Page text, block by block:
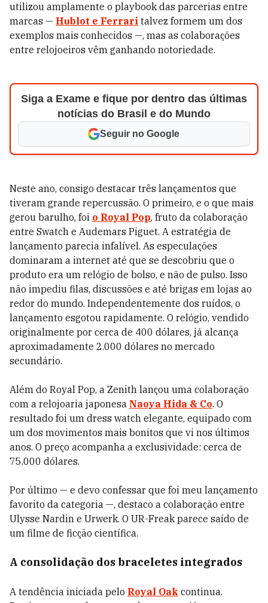
utilizou amplamente o playbook das parcerias entre
marcas — Hublot e Ferrari talvez formem um dos
exemplos mais conhecidos —, mas as colaborações
entre relojoeiros vêm ganhando notoriedade.
Siga a Exame e fique por dentro das últimas
notícias do Brasil e do Mundo
Seguir no Google
Neste ano, consigo destacar três lançamentos que
tiveram grande repercussão. O primeiro, e o que mais
gerou barulho, foi o Royal Pop, fruto da colaboração
entre Swatch e Audemars Piguet. A estratégia de
lançamento parecia infalível. As especulações
dominaram a internet até que se descobriu que o
produto era um relógio de bolso, e não de pulso. Isso
não impediu filas, discussões e até brigas em lojas ao
redor do mundo. Independentemente dos ruídos, o
lançamento esgotou rapidamente. O relógio, vendido
originalmente por cerca de 400 dólares, já alcança
aproximadamente 2.000 dólares no mercado
secundário.
Além do Royal Pop, a Zenith lançou uma colaboração
com a relojoaria japonesa Naoya Hida & Co. O
resultado foi um dress watch elegante, equipado com
um dos movimentos mais bonitos que vi nos últimos
anos. O preço acompanha a exclusividade: cerca de
75.000 dólares.
Por último — e devo confessar que foi meu lançamento
favorito da categoria —, destaco a colaboração entre
Ulysse Nardin e Urwerk. O UR-Freak parece saído de
um filme de ficção científica.
A consolidação dos braceletes integrados
A tendência iniciada pelo Royal Oak continua.